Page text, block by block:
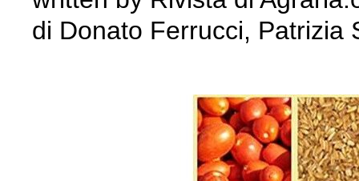
di Donato Ferrucci, Patrizia